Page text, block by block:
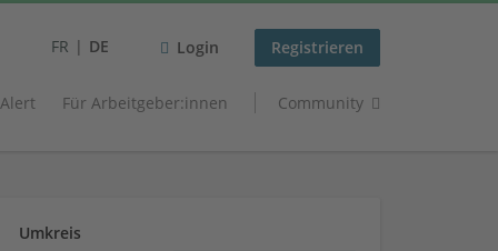
FR DE Login Registrieren
Für Arbeitgeber:innen Community
Umkreis